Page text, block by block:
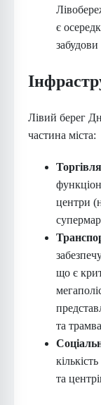
є
Лівий берег
частина міста:
центри
що є
та
та